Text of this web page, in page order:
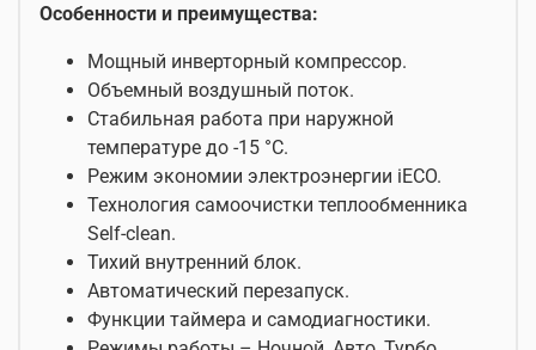
Особенности и преимущества:
Мощный инверторный компрессор.
Объемный воздушный поток.
Стабильная работа при наружной
температуре до -15 °С.
Режим экономии электроэнергии iECO.
Технология самоочистки теплообменника
Self-clean.
Тихий внутренний блок.
Автоматический перезапуск.
Функции таймера и самодиагностики.